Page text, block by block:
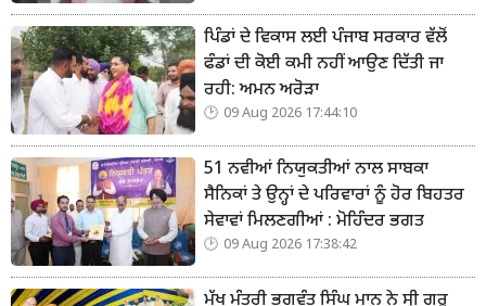
ਪਿੰਡਾਂ ਦੇ ਵਿਕਾਸ ਲਈ ਪੰਜਾਬ ਸਰਕਾਰ ਵੱਲੋਂ
ਫੰਡਾਂ ਦੀ ਕੋਈ ਕਮੀ ਨਹੀਂ ਆਉਣ ਦਿੱਤੀ ਜਾ
ਰਹੀ: ਅਮਨ ਅਰੋੜਾ
09 Aug 2026 17:44:10
51 ਨਵੀਆਂ ਨਿਯੁਕਤੀਆਂ ਨਾਲ ਸਾਬਕਾ
ਸੈਨਿਕਾਂ ਤੇ ਉਨ੍ਹਾਂ ਦੇ ਪਰਿਵਾਰਾਂ ਨੂੰ ਹੋਰ ਬਿਹਤਰ
ਸੇਵਾਵਾਂ ਮਿਲਣਗੀਆਂ : ਮੋਹਿੰਦਰ ਭਗਤ
09 Aug 2026 17:38:42